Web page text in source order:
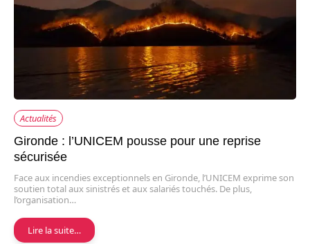
Actualités
Gironde : l’UNICEM pousse pour une reprise
sécurisée
Face aux incendies exceptionnels en Gironde, l’UNICEM exprime son
soutien total aux sinistrés et aux salariés touchés. De plus,
l’organisation…
Lire la suite…